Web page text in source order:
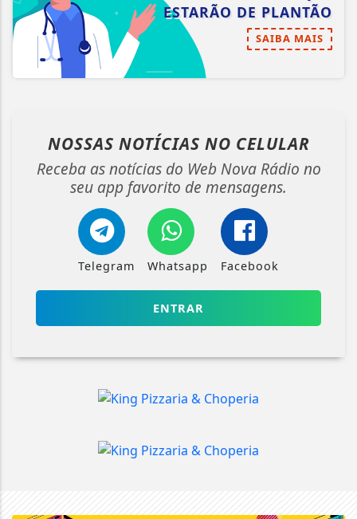
ESTARÃO DE PLANTÃO
SAIBA MAIS
NOSSAS NOTÍCIAS NO CELULAR
Receba as notícias do Web Nova Rádio no
seu app favorito de mensagens.
Telegram Whatsapp Facebook
ENTRAR